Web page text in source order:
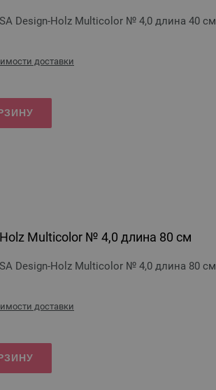
Design-Holz Multicolor № 4,0 длина 40 см
доставки
Multicolor № 4,0 длина 80 см
Design-Holz Multicolor № 4,0 длина 80 см
доставки